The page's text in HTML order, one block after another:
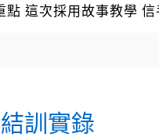
這次採用故事教學
訓實錄